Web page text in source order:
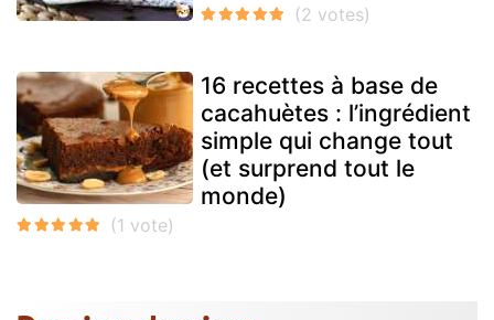
16 recettes à base de
cacahuètes : l’ingrédient
simple qui change tout
(et surprend tout le
monde)